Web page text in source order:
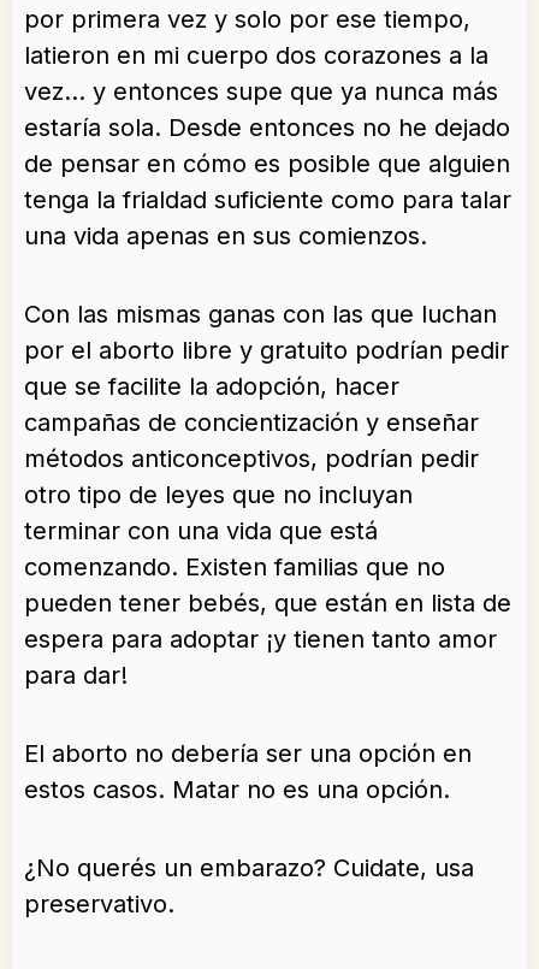
por primera vez y solo por ese tiempo,
latieron en mi cuerpo dos corazones a la
vez… y entonces supe que ya nunca más
estaría sola. Desde entonces no he dejado
de pensar en cómo es posible que alguien
tenga la frialdad suficiente como para talar
una vida apenas en sus comienzos.
Con las mismas ganas con las que luchan
por el aborto libre y gratuito podrían pedir
que se facilite la adopción, hacer
campañas de concientización y enseñar
métodos anticonceptivos, podrían pedir
otro tipo de leyes que no incluyan
terminar con una vida que está
comenzando. Existen familias que no
pueden tener bebés, que están en lista de
espera para adoptar ¡y tienen tanto amor
para dar!
El aborto no debería ser una opción en
estos casos. Matar no es una opción.
¿No querés un embarazo? Cuidate, usa
preservativo.